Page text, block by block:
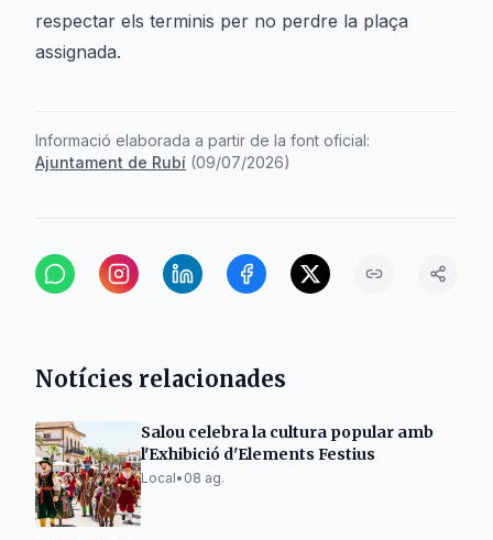
respectar els terminis per no perdre la plaça
assignada.
Informació elaborada a partir de la font oficial:
Ajuntament de Rubí (09/07/2026)
Notícies relacionades
Salou celebra la cultura popular amb
l'Exhibició d'Elements Festius
Local• 08 ag.